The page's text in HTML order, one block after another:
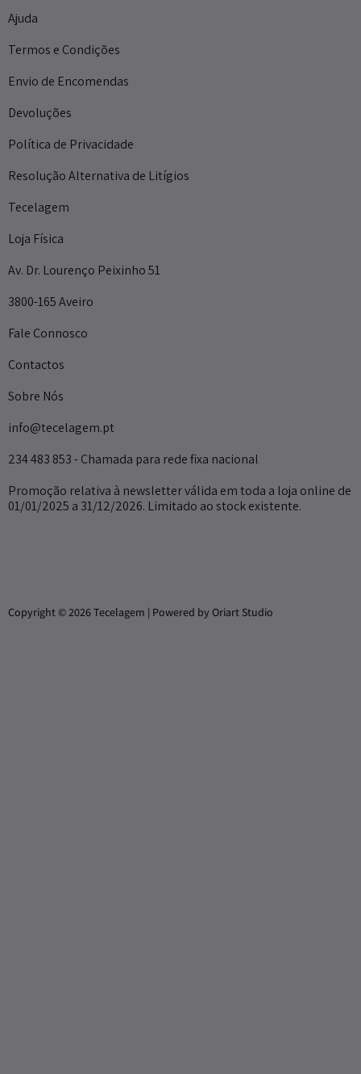
Ajuda
Termos e Condições
Envio de Encomendas
Devoluções
Política de Privacidade
Resolução Alternativa de Litígios
Tecelagem
Loja Física
Av. Dr. Lourenço Peixinho 51
3800-165 Aveiro
Fale Connosco
Contactos
Sobre Nós
info@tecelagem.pt
234 483 853 - Chamada para rede fixa nacional
Promoção relativa à newsletter válida em toda a loja online de
01/01/2025 a 31/12/2026. Limitado ao stock existente.
Copyright © 2026 Tecelagem | Powered by Oriart Studio